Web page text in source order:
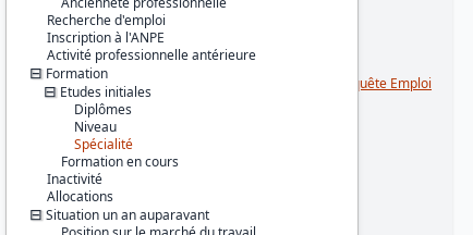
Recherche d'emploi
Inscription à l'ANPE
Activité professionnelle antérieure
Formation
Etudes initiales
Diplômes
Niveau
Spécialité
Formation en cours
Inactivité
Allocations
Situation un an auparavant
Travail et emploi
Enquête Emploi / Enquête Emploi